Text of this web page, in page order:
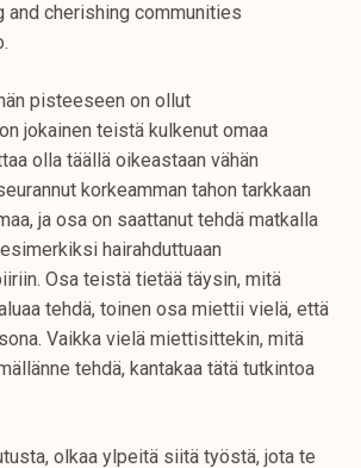
and cherishing communities
pisteeseen on ollut
jokainen teistä kulkenut omaa
olla täällä oikeastaan vähän
korkeamman tahon tarkkaan
ja osa on saattanut tehdä matkalla
hairahduttuaan
Osa teistä tietää täysin, mitä
tehdä, toinen osa miettii vielä, että
Vaikka vielä miettisittekin, mitä
tehdä, kantakaa tätä tutkintoa
olkaa ylpeitä siitä työstä, jota te